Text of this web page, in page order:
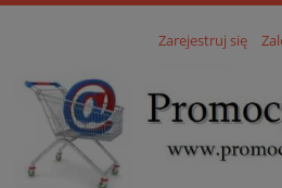
Zarejestruj się